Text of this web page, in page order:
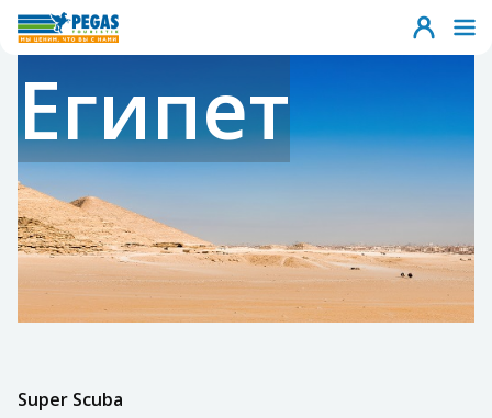
Египет
Super Scuba